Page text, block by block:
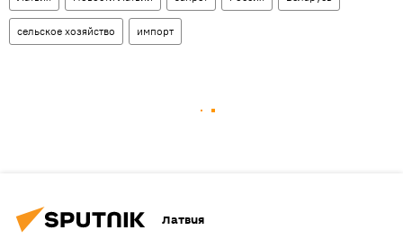
сельское хозяйство импорт
Латвия